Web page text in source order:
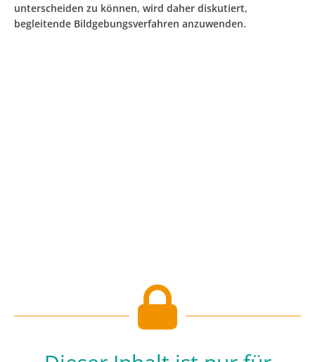
unterscheiden zu können, wird daher diskutiert,
begleitende Bildgebungsverfahren anzuwenden.